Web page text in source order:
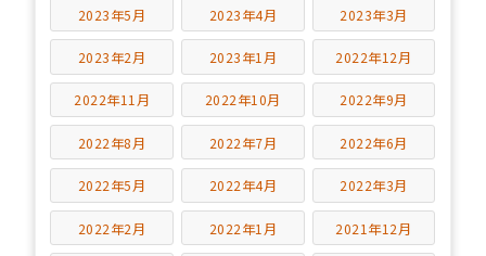
2023年5月 2023年4月 2023年3月
2023年2月 2023年1月 2022年12月
2022年11月 2022年10月 2022年9月
2022年8月 2022年7月 2022年6月
2022年5月 2022年4月 2022年3月
2022年2月 2022年1月 2021年12月